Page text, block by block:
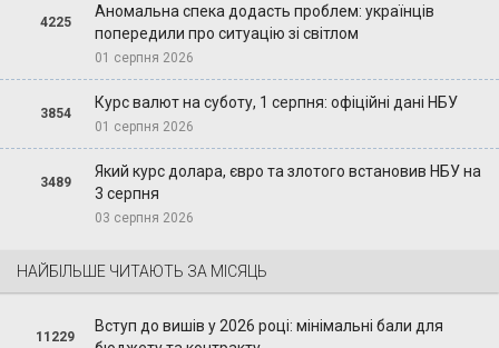
4225
Аномальна спека додасть проблем: українців
попередили про ситуацію зі світлом
01 серпня 2026
3854
Курс валют на суботу, 1 серпня: офіційні дані НБУ
01 серпня 2026
3489
Який курс долара, євро та злотого встановив НБУ на
3 серпня
03 серпня 2026
НАЙБІЛЬШЕ ЧИТАЮТЬ ЗА МІСЯЦЬ
11229
Вступ до вишів у 2026 році: мінімальні бали для